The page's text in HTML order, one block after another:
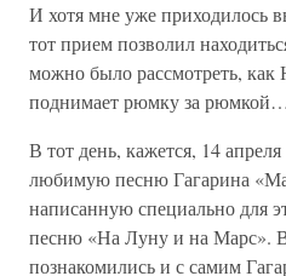
И хотя мне уже приходилось
тот прием позволил
можно было рассмотреть, как
поднимает рюмку за рюмкой…
В тот день, кажется, 14
любимую песню Гагарина
написанную специально для
песню «На Луну и на Марс».
познакомились и с самим